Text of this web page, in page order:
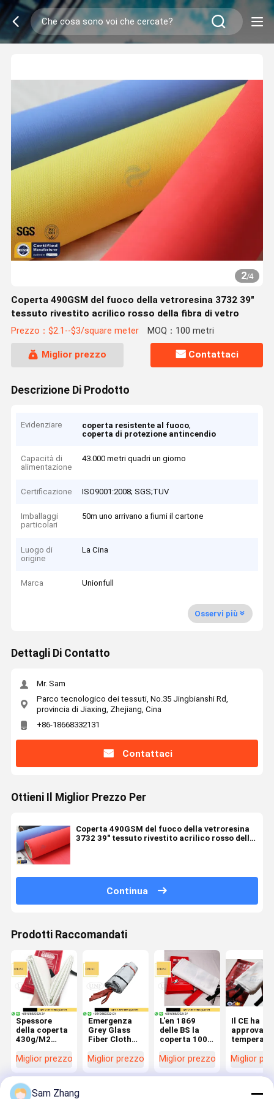
2/4
Coperta 490GSM del fuoco della vetroresina 3732 39"
tessuto rivestito acrilico rosso della fibra di vetro
Prezzo：$2.1--$3/square meter MOQ：100 metri
Miglior prezzo Contattaci
Descrizione Di Prodotto
Evidenziare coperta resistente al fuoco,
coperta di protezione antincendio
Capacità di
alimentazione
43.000 metri quadri un giorno
Certificazione ISO9001:2008; SGS;TUV
Imballaggi
particolari
50m uno arrivano a fiumi il cartone
Luogo di
origine
La Cina
Marca Unionfull
Osservi più
Dettagli Di Contatto
Mr. Sam
Parco tecnologico dei tessuti, No.35 Jingbianshi Rd,
provincia di Jiaxing, Zhejiang, Cina
+86-18668332131
Contattaci
Ottieni Il Miglior Prezzo Per
Coperta 490GSM del fuoco della vetroresina
3732 39" tessuto rivestito acrilico rosso della
Continua
Prodotti Raccomandati
Spessore
della coperta
430g/M2
fuoco di
sopravvivenza
di EN1869
550C
Miglior prezzo
Emergenza
Grey Glass
Fiber Cloth
generali
fuoco x 8m
Miglior prezzo
L'en 1869
delle BS la
coperta 100%
della
della
Miglior prezzo
Il CE ha
approvato
delle
della fibra
vetro l'anti
Miglior
Sam Zhang